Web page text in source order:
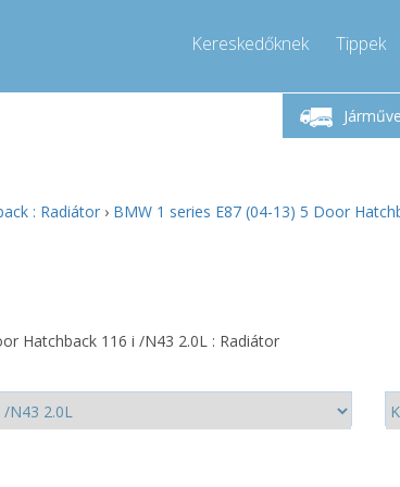
Kereskedőknek Tippek
9-17
Hívjon!
: Radiátor › BMW 1 series E87 (04-13) 5 Door
Hatchback 116 i /N43 2.0L : Radiátor